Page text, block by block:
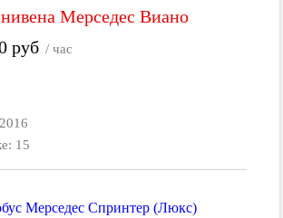
Мерседес Виано
руб / час
15